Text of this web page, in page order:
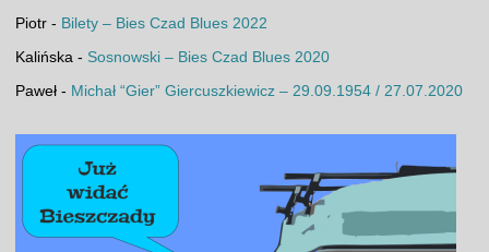
Piotr- Bilety – Bies Czad Blues 2022
Kalińska - Sosnowski – Bies Czad Blues 2020
Paweł- Michał “Gier” Giercuszkiewicz – 29.09.1954 / 27.07.2020